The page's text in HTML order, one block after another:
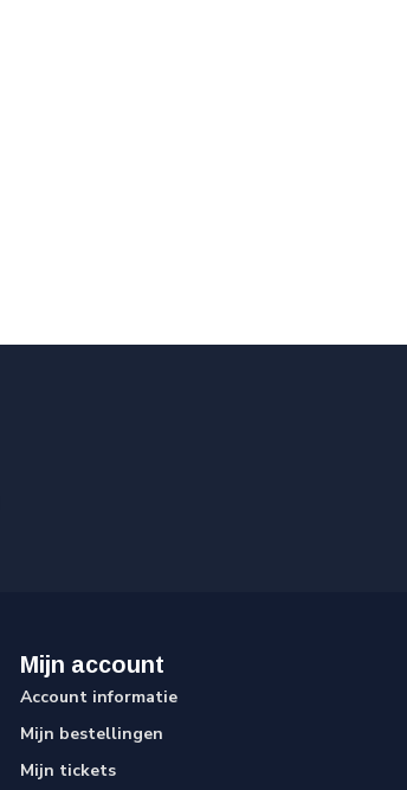
Mijn account
Account informatie
Mijn bestellingen
Mijn tickets